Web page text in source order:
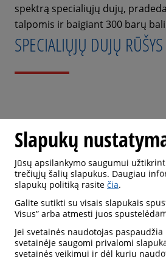
spektrą specialiųjų dujų,
talpomis ir baigiant 300 barų
SPECIALIŲJŲ DUJŲ RŪŠYS
HPG
AUKŠTO GRYNUMO
DUJOS
SKAITYTI DAUGIAU
Slapukų
Jūsų apsilankymo saugumui
trečiųjų šalių slapukus. Daugiau
slapukų politiką rasite čia.
Galite sutikti su visais slapukais
Visus” arba atmesti juos
Jei svetainės naudotojas paspaudžia
svetainėje saugomi privalomi
svetainės veikimui ir dėl kurių